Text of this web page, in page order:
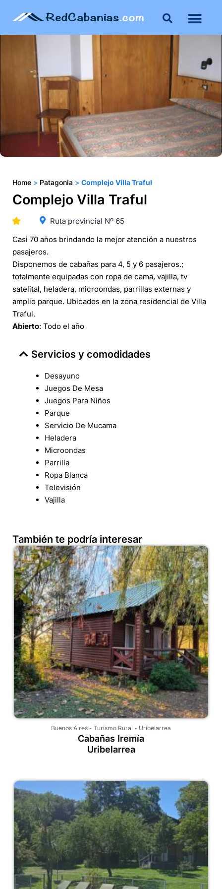
Home > Patagonia > Complejo Villa Traful
Complejo Villa Traful
Ruta provincial Nº 65
Casi 70 años brindando la mejor atención a nuestros
pasajeros.
Disponemos de cabañas para 4, 5 y 6 pasajeros.;
totalmente equipadas con ropa de cama, vajilla, tv
satelital, heladera, microondas, parrillas externas y
amplio parque. Ubicados en la zona residencial de Villa
Traful.
Abierto: Todo el año
Servicios y comodidades
Desayuno
Juegos De Mesa
Juegos Para Niños
Parque
Servicio De Mucama
Heladera
Microondas
Parrilla
Ropa Blanca
Televisión
Vajilla
También te podría interesar
Buenos Aires - Turismo Rural - Uribelarrea
Cabañas Iremía
Uribelarrea